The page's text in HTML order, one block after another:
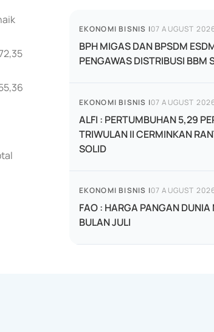
EKONOMI BISNIS |07 AUGUST
BPH MIGAS DAN BPSDM
PENGAWAS DISTRIBUSI BBM
EKONOMI BISNIS |07 AUGUST
ALFI : PERTUMBUHAN 5,29
TRIWULAN II CERMINKAN
SOLID
EKONOMI BISNIS |07 AUGUST
FAO : HARGA PANGAN DUNIA
BULAN JULI